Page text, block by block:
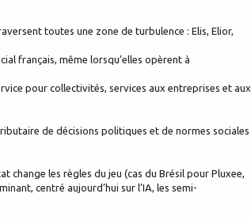
toutes une zone de turbulence : Elis, Elior,
français, même lorsqu’elles opèrent à
pour collectivités, services aux entreprises et aux
de décisions politiques et de normes sociales
change les règles du jeu (cas du Brésil pour Pluxee,
centré aujourd’hui sur l’IA, les semi-